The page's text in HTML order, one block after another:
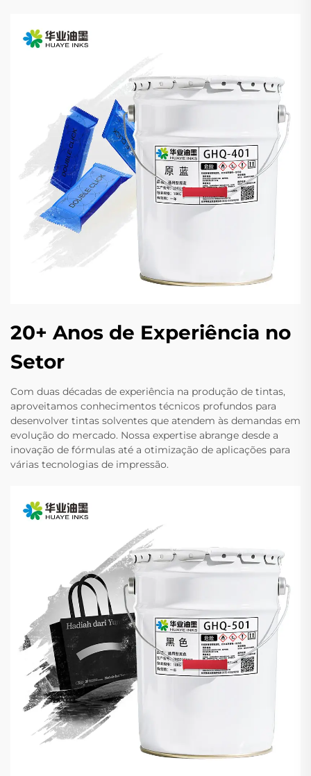
20+ Anos de Experiência no
Setor
Com duas décadas de experiência na produção de tintas,
aproveitamos conhecimentos técnicos profundos para
desenvolver tintas solventes que atendem às demandas em
evolução do mercado. Nossa expertise abrange desde a
inovação de fórmulas até a otimização de aplicações para
várias tecnologias de impressão.